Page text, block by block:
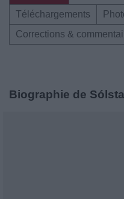
Téléchargements
Corrections &
Biographie de